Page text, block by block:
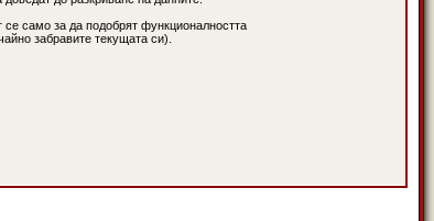
само за да подобрят функционалността
забравите текущата си).